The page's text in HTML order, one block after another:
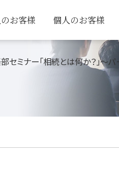
お客様 個人のお客様
セミナー「相続とは何か？」～